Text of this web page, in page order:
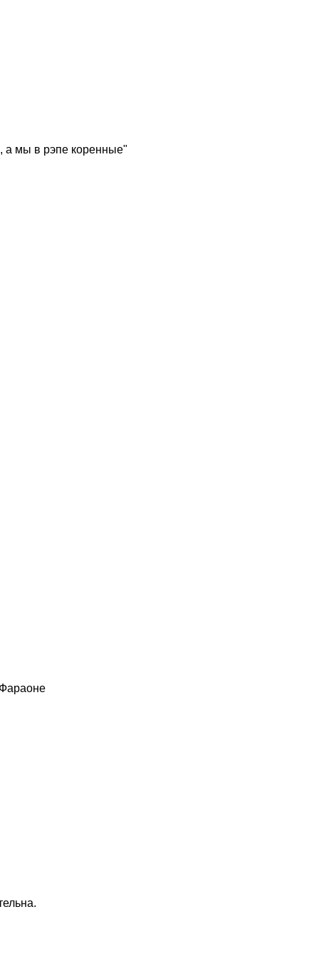
а мы в рэпе коренные"